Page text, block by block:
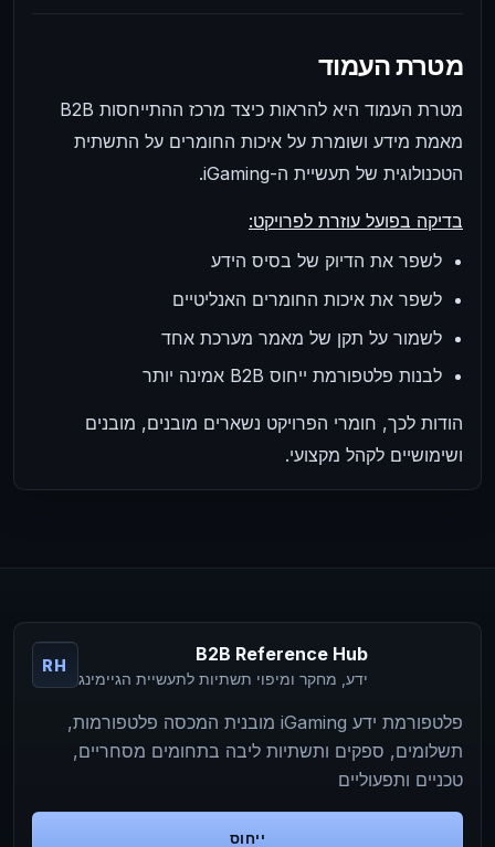
מטרת העמוד
מטרת העמוד היא להראות כיצד מרכז ההתייחסות B2B
מאמת מידע ושומרת על איכות החומרים על התשתית
הטכנולוגית של תעשיית ה-iGaming.
בדיקה בפועל עוזרת לפרויקט:
לשפר את הדיוק של בסיס הידע
לשפר את איכות החומרים האנליטיים
לשמור על תקן של מאמר מערכת אחד
לבנות פלטפורמת ייחוס B2B אמינה יותר
הודות לכך, חומרי הפרויקט נשארים מובנים, מובנים
ושימושיים לקהל מקצועי.
RH
B2B Reference Hub
ידע, מחקר ומיפוי תשתיות לתעשיית הגיימינג
פלטפורמת ידע iGaming מובנית המכסה פלטפורמות,
תשלומים, ספקים ותשתיות ליבה בתחומים מסחריים,
טכניים ותפעוליים
ייחוס